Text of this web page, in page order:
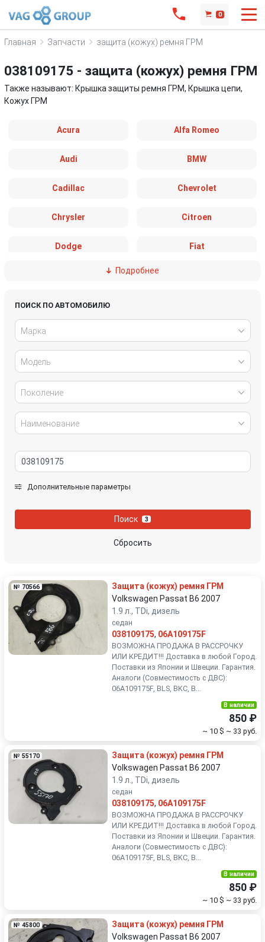
0
Главная Запчасти защита (кожух) ремня ГРМ
038109175 - защита (кожух) ремня ГРМ
Также называют: Крышка защиты ремня ГРМ, Крышка цепи,
Кожух ГРМ
Acura Alfa Romeo
Audi BMW
Cadillac Chevrolet
Chrysler Citroen
Dodge Fiat
Honda
Kia
Land Rover
Mazda Mercedes-Benz
Nissan Opel
SEAT Skoda
Smart
Subaru Suzuki
Volkswagen
Подробнее
ПОИСК ПО АВТОМОБИЛЮ
Марка
Модель
Поколение
Наименование
Дополнительные параметры
Поиск 3
Сбросить
№ 70566
Защита (кожух) ремня ГРМ
Volkswagen Passat B6 2007
1.9 л., TDi, дизель
седан
038109175, 06A109175F
ВОЗМОЖНА ПРОДАЖА В РАССРОЧКУ
ИЛИ КРЕДИТ!!! Доставка в любой Город.
Поставки из Японии и Швеции. Гарантия.
Аналоги (Совместимость с ДВС):
06A109175F, BLS, BKC, B...
В наличии
850 ₽
~ 10 $ ~ 33 руб.
№ 55170
Защита (кожух) ремня ГРМ
Volkswagen Passat B6 2007
1.9 л., TDi, дизель
седан
038109175, 06A109175F
ВОЗМОЖНА ПРОДАЖА В РАССРОЧКУ
ИЛИ КРЕДИТ!!! Доставка в любой Город.
Поставки из Японии и Швеции. Гарантия.
Аналоги (Совместимость с ДВС):
06A109175F, BLS, BKC, B...
В наличии
850 ₽
~ 10 $ ~ 33 руб.
№ 45800
Защита (кожух) ремня ГРМ
Volkswagen Passat B6 2007